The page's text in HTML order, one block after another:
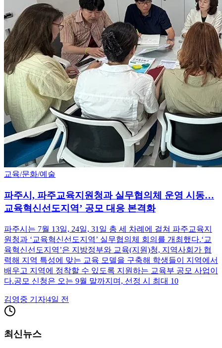
교육/문화/예술
파주시, 파주교육지원청과 실무협의체 운영 시동…
교육혁신선도지역’ 공모 대응 본격화
파주시는 7월 13일, 24일, 31일 총 세 차례에 걸쳐 파주교육지
원청과 ‘교육혁신선도지역’ 실무협의체 회의를 개최했다.‘교
육혁신선도지역’은 지방정부와 교육(지원)청, 지역사회가 협
력해 지역 특성에 맞는 교육 모델을 구축해 학생들이 지역에서
배우고 지역에 정착할 수 있도록 지원하는 교육부 공모 사업이
다.공모 신청은 오는 9월 말까지며, 선정 시 최대 10
김영중 기자|4일 전
최신뉴스